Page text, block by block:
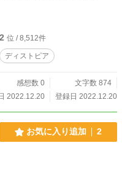
位 / 8,512件
ディストピア
感想数 0
文字数 874
2022.12.20
登録日 2022.12.20
お気に入り追加 2